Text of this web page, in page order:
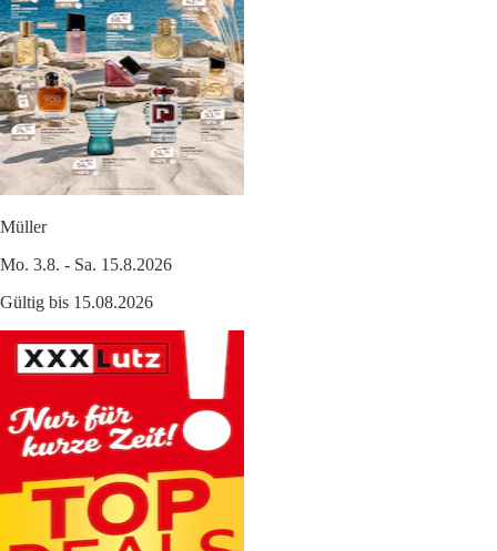
Müller
Mo. 3.8. - Sa. 15.8.2026
Gültig bis 15.08.2026